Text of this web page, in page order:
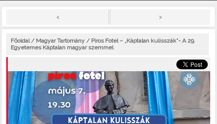
< >
Főoldal/ Magyar Tartomány / Piros Fotel – „Káptalan kulisszák”- A 29.
Egyetemes Káptalan magyar szemmel